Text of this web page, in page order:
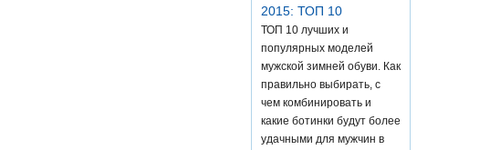
2015: ТОП 10
ТОП 10 лучших и
популярных моделей
мужской зимней обуви. Как
правильно выбирать, с
чем комбинировать и
какие ботинки будут более
удачными для мужчин в